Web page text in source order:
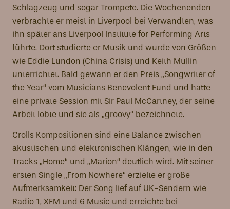
Schlagzeug und sogar Trompete. Die Wochenenden
verbrachte er meist in Liverpool bei Verwandten, was
ihn später ans Liverpool Institute for Performing Arts
führte. Dort studierte er Musik und wurde von Größen
wie Eddie Lundon (China Crisis) und Keith Mullin
unterrichtet. Bald gewann er den Preis „Songwriter of
the Year“ vom Musicians Benevolent Fund und hatte
eine private Session mit Sir Paul McCartney, der seine
Arbeit lobte und sie als „groovy“ bezeichnete.
Crolls Kompositionen sind eine Balance zwischen
akustischen und elektronischen Klängen, wie in den
Tracks „Home“ und „Marion“ deutlich wird. Mit seiner
ersten Single „From Nowhere“ erzielte er große
Aufmerksamkeit: Der Song lief auf UK-Sendern wie
Radio 1, XFM und 6 Music und erreichte bei